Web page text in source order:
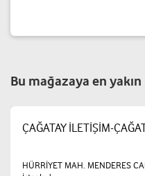
Bu mağazaya en
ÇAĞATAY İLETİŞİM-
HÜRRİYET MAH. MENDERES